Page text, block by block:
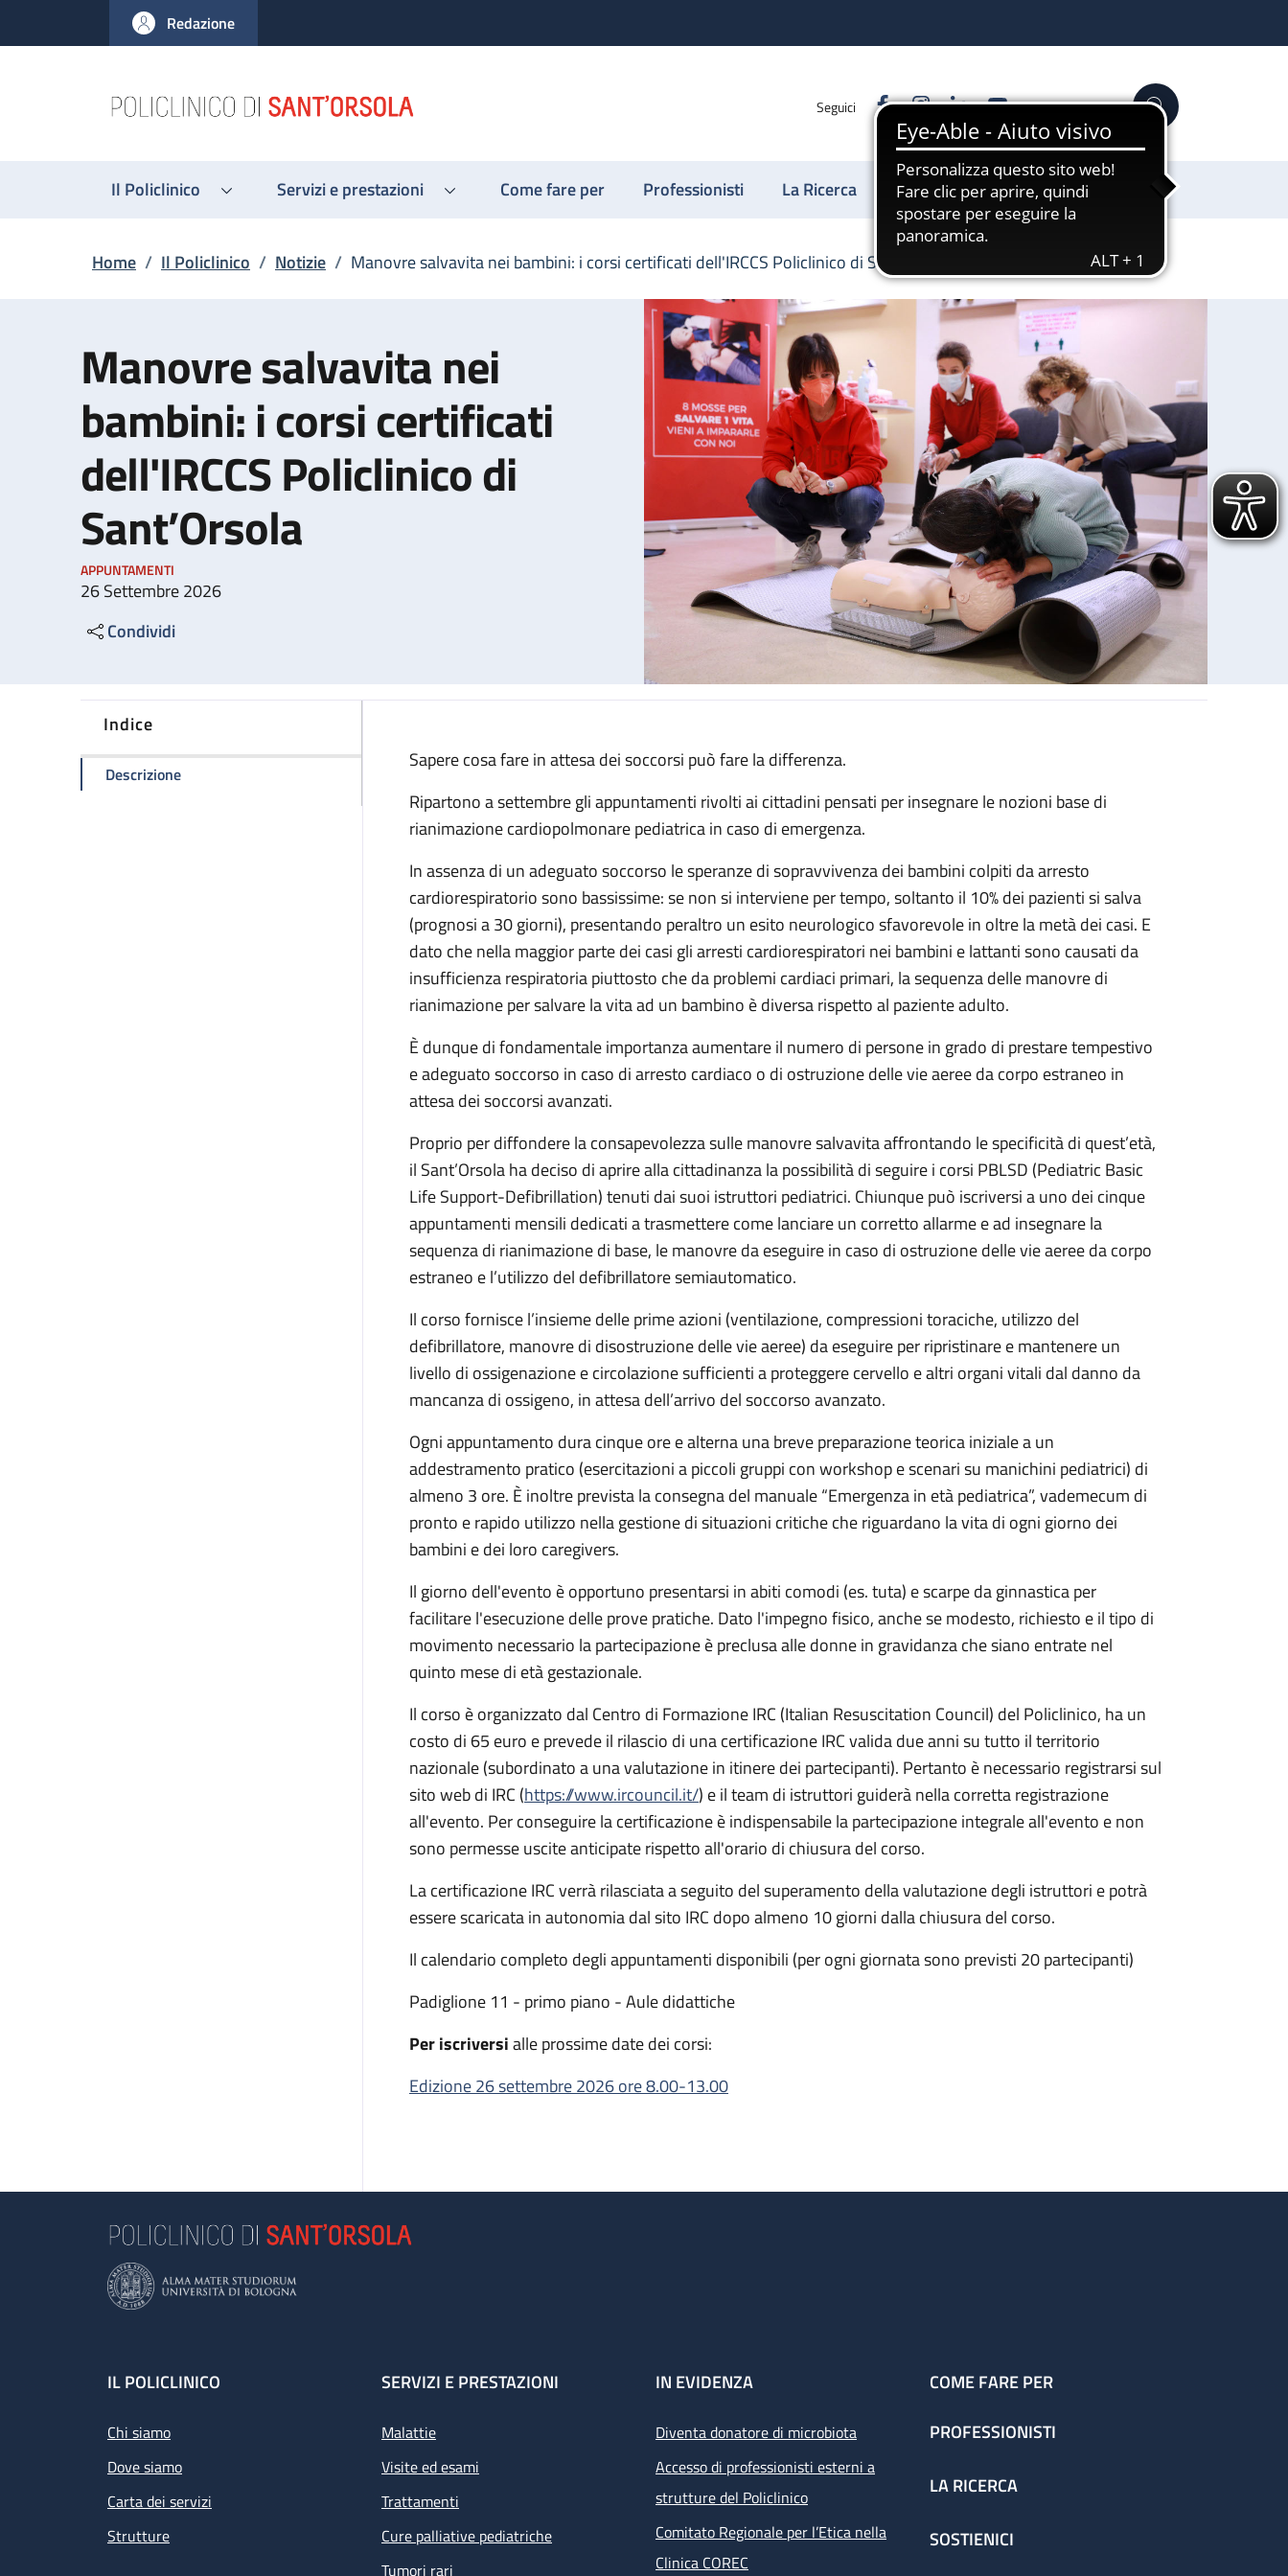
al contenuto principale
to footer content
Redazione
Seguici FacebookInstagram
LinkedinYouTube Cerca
Il Policlinico Servizi e prestazioni Come fare per Professionisti La Ricerca Sostienici
Briciole di pane
Home / Il Policlinico / Notizie / Manovre salvavita nei bambini: i corsi certificati dell'IRCCS Policlinico di Sant’Orsola
Manovre salvavita nei
bambini: i corsi certificati
dell'IRCCS Policlinico di
Sant’Orsola
APPUNTAMENTI
26 Settembre 2026
Condividi
Indice
Descrizionedella pagina Manovre salvavita nei bambini: i corsi certificati dell'IRCCS Policlinico di Sant’Orsola
Sapere cosa fare in attesa dei soccorsi può fare la differenza.
Ripartono a settembre gli appuntamenti rivolti ai cittadini pensati per insegnare le nozioni base di
rianimazione cardiopolmonare pediatrica in caso di emergenza.
In assenza di un adeguato soccorso le speranze di sopravvivenza dei bambini colpiti da arresto
cardiorespiratorio sono bassissime: se non si interviene per tempo, soltanto il 10% dei pazienti si salva
(prognosi a 30 giorni), presentando peraltro un esito neurologico sfavorevole in oltre la metà dei casi. E
dato che nella maggior parte dei casi gli arresti cardiorespiratori nei bambini e lattanti sono causati da
insufficienza respiratoria piuttosto che da problemi cardiaci primari, la sequenza delle manovre di
rianimazione per salvare la vita ad un bambino è diversa rispetto al paziente adulto.
È dunque di fondamentale importanza aumentare il numero di persone in grado di prestare tempestivo
e adeguato soccorso in caso di arresto cardiaco o di ostruzione delle vie aeree da corpo estraneo in
attesa dei soccorsi avanzati.
Proprio per diffondere la consapevolezza sulle manovre salvavita affrontando le specificità di quest’età,
il Sant’Orsola ha deciso di aprire alla cittadinanza la possibilità di seguire i corsi PBLSD (Pediatric Basic
Life Support-Defibrillation) tenuti dai suoi istruttori pediatrici. Chiunque può iscriversi a uno dei cinque
appuntamenti mensili dedicati a trasmettere come lanciare un corretto allarme e ad insegnare la
sequenza di rianimazione di base, le manovre da eseguire in caso di ostruzione delle vie aeree da corpo
estraneo e l’utilizzo del defibrillatore semiautomatico.
Il corso fornisce l’insieme delle prime azioni (ventilazione, compressioni toraciche, utilizzo del
defibrillatore, manovre di disostruzione delle vie aeree) da eseguire per ripristinare e mantenere un
livello di ossigenazione e circolazione sufficienti a proteggere cervello e altri organi vitali dal danno da
mancanza di ossigeno, in attesa dell’arrivo del soccorso avanzato.
Ogni appuntamento dura cinque ore e alterna una breve preparazione teorica iniziale a un
addestramento pratico (esercitazioni a piccoli gruppi con workshop e scenari su manichini pediatrici) di
almeno 3 ore. È inoltre prevista la consegna del manuale “Emergenza in età pediatrica”, vademecum di
pronto e rapido utilizzo nella gestione di situazioni critiche che riguardano la vita di ogni giorno dei
bambini e dei loro caregivers.
Il giorno dell'evento è opportuno presentarsi in abiti comodi (es. tuta) e scarpe da ginnastica per
facilitare l'esecuzione delle prove pratiche. Dato l'impegno fisico, anche se modesto, richiesto e il tipo di
movimento necessario la partecipazione è preclusa alle donne in gravidanza che siano entrate nel
quinto mese di età gestazionale.
Il corso è organizzato dal Centro di Formazione IRC (Italian Resuscitation Council) del Policlinico, ha un
costo di 65 euro e prevede il rilascio di una certificazione IRC valida due anni su tutto il territorio
nazionale (subordinato a una valutazione in itinere dei partecipanti). Pertanto è necessario registrarsi sul
sito web di IRC (https://www.ircouncil.it/) e il team di istruttori guiderà nella corretta registrazione
all'evento. Per conseguire la certificazione è indispensabile la partecipazione integrale all'evento e non
sono permesse uscite anticipate rispetto all'orario di chiusura del corso.
La certificazione IRC verrà rilasciata a seguito del superamento della valutazione degli istruttori e potrà
essere scaricata in autonomia dal sito IRC dopo almeno 10 giorni dalla chiusura del corso.
Il calendario completo degli appuntamenti disponibili (per ogni giornata sono previsti 20 partecipanti)
Padiglione 11 - primo piano - Aule didattiche
Per iscriversialle prossime date dei corsi:
Edizione 26 settembre 2026 ore 8.00-13.00
Footer
IL POLICLINICO
Chi siamo
Dove siamo
Carta dei servizi
Strutture
SERVIZI E PRESTAZIONI
Malattie
Visite ed esami
Trattamenti
Cure palliative pediatriche
Tumori rari
IN EVIDENZA
Diventa donatore di microbiota
Accesso di professionisti esterni a
strutture del Policlinico
Comitato Regionale per l’Etica nella
Clinica COREC
COME FARE PER
PROFESSIONISTI
LA RICERCA
SOSTIENICI